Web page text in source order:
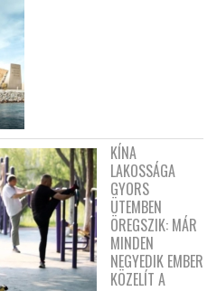
KÍNA
LAKOSSÁGA
GYORS
ÜTEMBEN
ÖREGSZIK: MÁR
MINDEN
NEGYEDIK EMBER
KÖZELÍT A